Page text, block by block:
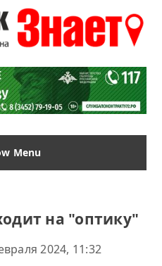
Menu
на "оптику"
2024, 11:32